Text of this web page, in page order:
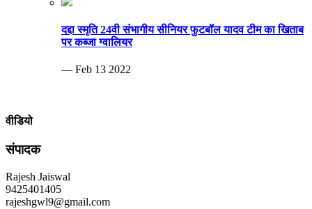
दद्दा स्मृति 24वी संभागीय सीनियर फुटबॉल यादव टीम का खिताब
पर कब्जा ग्वालियर
— Feb 13 2022
वीडियो
संपादक
Rajesh Jaiswal
9425401405
rajeshgwl9@gmail.com